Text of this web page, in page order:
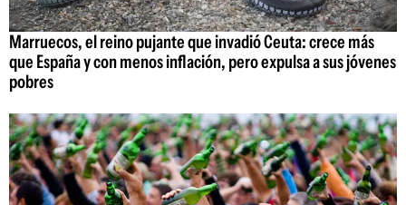
Marruecos, el reino pujante que invadió Ceuta: crece más
que España y con menos inflación, pero expulsa a sus jóvenes
pobres